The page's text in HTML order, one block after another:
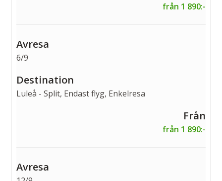
från 1 890:-
6/9
Luleå - Split, Endast flyg, Enkelresa
från 1 890:-